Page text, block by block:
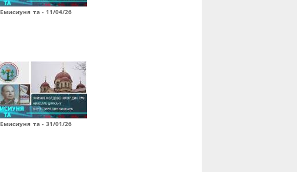
Емисиуня та - 11/04/26
Емисиуня та - 31/01/26